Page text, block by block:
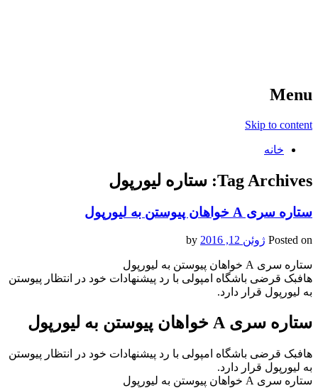
Menu
Skip to content
خانه
Tag Archives: ستاره لیورپول
ستاره سری A خواهان پیوستن به لیورپول
Posted on ژوئن 12, 2016
ستاره سری A خواهان پیوستن به لیورپول
هافبک قرضی باشگاه امپولی با رد پیشنهادات خود در انتظار پیوستن
به لیورپول قرار دارد.
ستاره سری A خواهان پیوستن به لیورپول
هافبک قرضی باشگاه امپولی با رد پیشنهادات خود در انتظار پیوستن
به لیورپول قرار دارد.
ستاره سری A خواهان پیوستن به لیورپول